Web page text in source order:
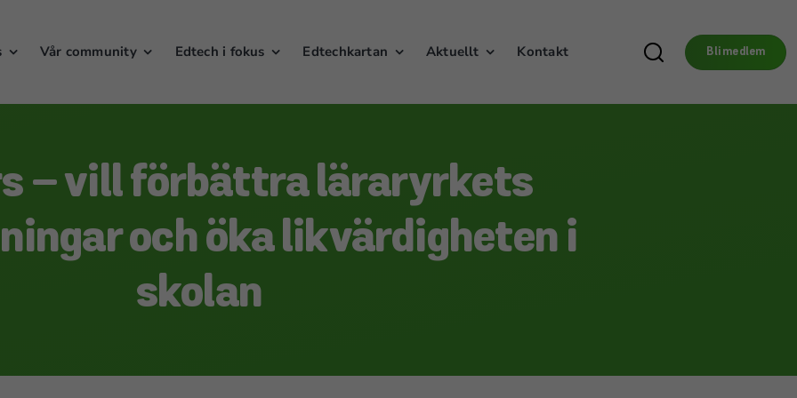
Vår community Edtech i fokus Edtechkartan Aktuellt Kontakt Bli medlem
– vill förbättra läraryrkets
och öka likvärdigheten i
skolan